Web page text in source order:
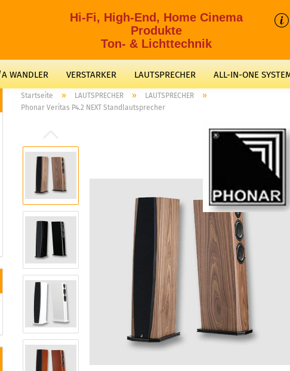
Hi-Fi, High-End, Home Cinema
Produkte
Ton- & Lichttechnik
WANDLER VERSTARKER LAUTSPRECHER ALL-IN-ONE
Startseite » LAUTSPRECHER » LAUTSPRECHER »
Phonar Veritas P4.2 NEXT Standlautsprecher